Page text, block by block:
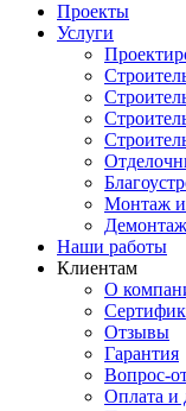
Проекты
Услуги
Монтаж
Демонтаж
Наши работы
Клиентам
О
Отзывы
Гарантия
Вопрос-
Оплата и